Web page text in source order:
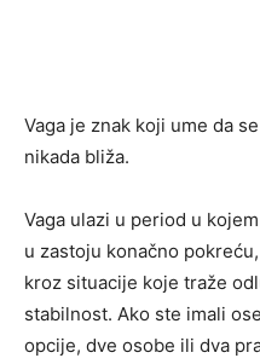
Vaga je znak koji ume da
nikada bliža.
Vaga ulazi u period u
u zastoju konačno
kroz situacije koje traže
stabilnost. Ako ste imali
opcije, dve osobe ili dva